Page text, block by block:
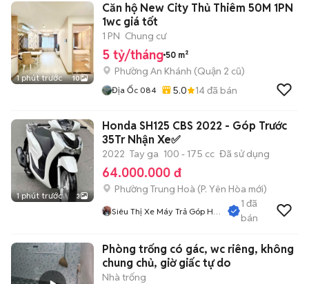
1 phút trước 10
Căn hộ New City Thủ Thiêm 50M 1PN
1wc giá tốt
1 PN Chung cư
5 tỷ/tháng 50 m²
Phường An Khánh (Quận 2 cũ)
Địa Ốc 084 5.0 14đã bán
1 phút trước 3
Honda SH125 CBS 2022 - Góp Trước
35Tr Nhận Xe✅
2022 Tay ga 100 - 175 cc Đã sử dụng
64.000.000 đ
Phường Trung Hoà (P. Yên Hòa mới)
Siêu Thị Xe Máy Trả Góp Hà
1 đã
bán
Phòng trống có gác, wc riêng, không
chung chủ, giờ giấc tự do
Nhà trống